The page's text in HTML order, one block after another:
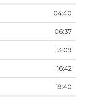
04:40
06:37
13:09
16:42
19:40